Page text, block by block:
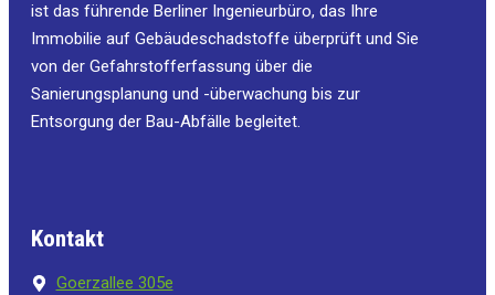
ist das führende Berliner Ingenieurbüro, das Ihre
Immobilie auf Gebäudeschadstoffe überprüft und Sie
von der Gefahrstofferfassung über die
Sanierungsplanung und -überwachung bis zur
Entsorgung der Bau-Abfälle begleitet.
Kontakt
Goerzallee 305e